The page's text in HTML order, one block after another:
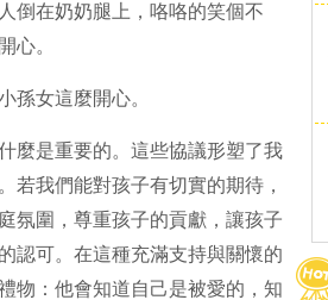
倒在奶奶腿上，咯咯的笑個不
心。
孫女這麼開心。
麼是重要的。這些協議形塑了我
若我們能對孩子有切實的期待，
氛圍，尊重孩子的貢獻，讓孩子
認可。在這種充滿支持與關懷的
物：他會知道自己是被愛的，知